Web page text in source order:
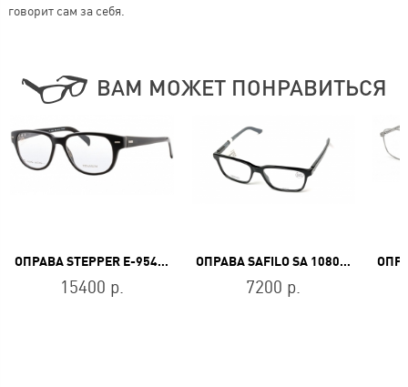
говорит сам за себя.
ВАМ МОЖЕТ ПОНРАВИТЬСЯ
ОПРАВА STEPPER E-9543P F900
15400 р.
ОПРАВА SAFILO SA 1080 13K
7200 р.